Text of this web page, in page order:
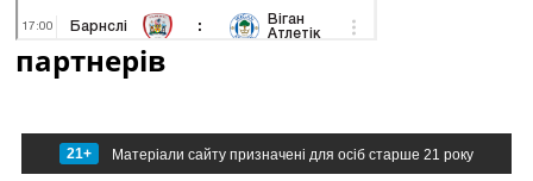
партнерів
21+ Матеріали сайту призначені для осіб старше 21 року